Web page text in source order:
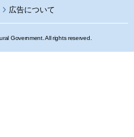
広告について
Government. All rights reserved.